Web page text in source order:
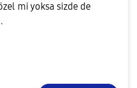
mi yoksa sizde de